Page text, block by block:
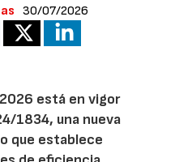
30/07/2026
está en vigor
1834, una nueva
que establece